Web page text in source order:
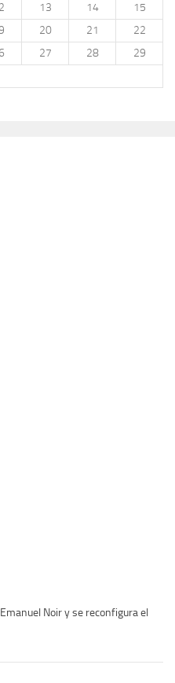
13 14
15
20 21
22
27 28
29
Noir y se reconfigura el